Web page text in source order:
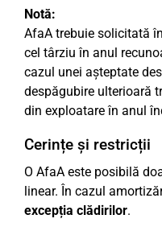
Notă:
AfaA trebuie solicitată
cel târziu în anul
cazul unei așteptate
despăgubire ulterioară
din exploatare în anul
Cerințe și restricții
O AfaA este posibilă
linear. În cazul
excepția clădirilor.